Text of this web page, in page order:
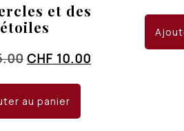
et des
étoiles
Le
initial
CHF 10.00Le
au panier